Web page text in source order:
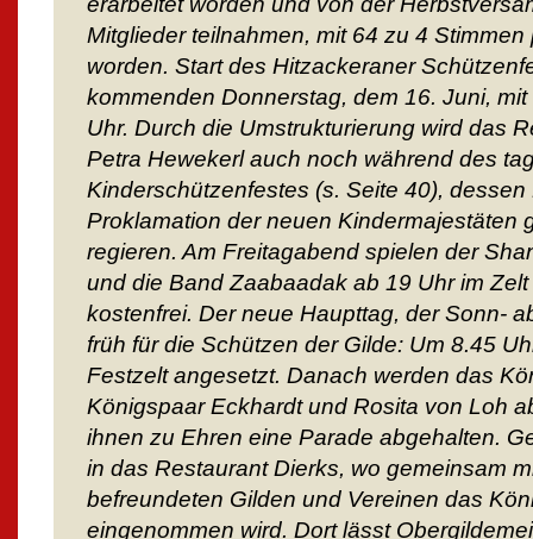
Mitglieder teilnahmen, mit 64 zu 4
worden. Start des Hitzackeraner
kommenden Donnerstag, dem 16. Juni,
Uhr. Durch die Umstrukturierung wird das
Petra Hewekerl auch noch während des
Kinderschützenfestes (s. Seite 40),
Proklamation der neuen Kindermajestäten
regieren. Am Freitagabend spielen der
und die Band Zaabaadak ab 19 Uhr im Zelt
kostenfrei. Der neue Haupttag, der Sonn-
früh für die Schützen der Gilde: Um 8.45
Festzelt angesetzt. Danach werden das
Königspaar Eckhardt und Rosita von Loh
ihnen zu Ehren eine Parade abgehalten.
in das Restaurant Dierks, wo gemeinsam
befreundeten Gilden und Vereinen das
eingenommen wird. Dort lässt